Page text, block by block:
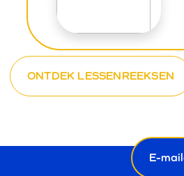
ONTDEK LESSENREEKSEN
email